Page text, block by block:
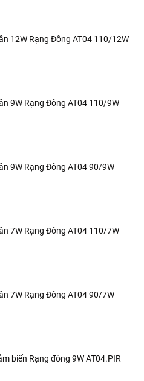
12W Rạng Đông AT04 110/12W
9W Rạng Đông AT04 110/9W
9W Rạng Đông AT04 90/9W
7W Rạng Đông AT04 110/7W
7W Rạng Đông AT04 90/7W
biến Rạng đông 9W AT04.PIR